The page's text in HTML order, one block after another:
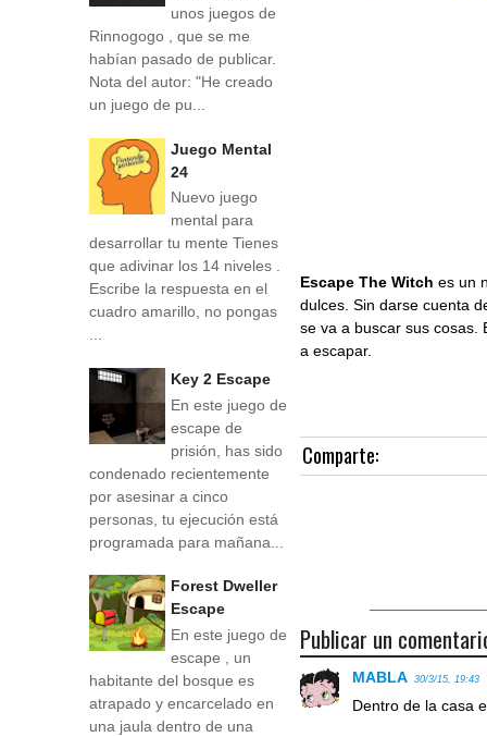
Escape The Witch es un
dulces. Sin darse cuenta
se va a buscar sus cosas.
a escapar.
Comparte:
Publicar un
MABLA 30/3/15, 19:43
Dentro de la casa
unos juegos de
Rinnogogo , que se me
habían pasado de publicar.
Nota del autor: "He creado
un juego de pu...
Juego Mental
24
Nuevo juego
mental para
desarrollar tu mente Tienes
que adivinar los 14 niveles .
Escribe la respuesta en el
cuadro amarillo, no pongas
...
Key 2 Escape
En este juego de
escape de
prisión, has sido
condenado recientemente
por asesinar a cinco
personas, tu ejecución está
programada para mañana...
Forest Dweller
Escape
En este juego de
escape , un
habitante del bosque es
atrapado y encarcelado en
una jaula dentro de una